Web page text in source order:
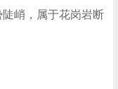
陡峭，属于花岗岩断